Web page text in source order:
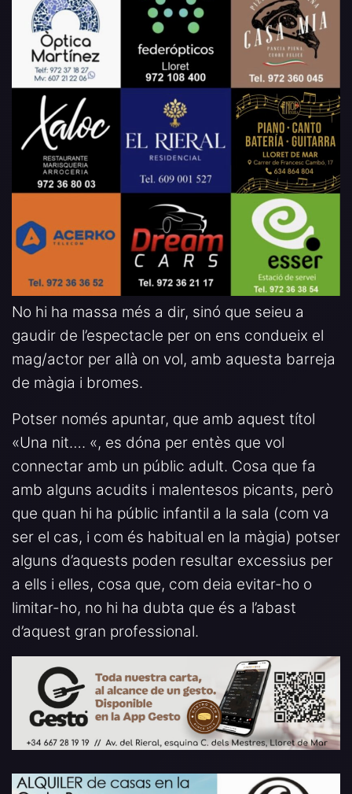
No hi ha massa més a dir, sinó que seieu a
gaudir de l’espectacle per on ens condueix el
mag/actor per allà on vol, amb aquesta barreja
de màgia i bromes.
Potser només apuntar, que amb aquest títol
«Una nit…. «, es dóna per entès que vol
connectar amb un públic adult. Cosa que fa
amb alguns acudits i malentesos picants, però
que quan hi ha públic infantil a la sala (com va
ser el cas, i com és habitual en la màgia) potser
alguns d’aquests poden resultar excessius per
a ells i elles, cosa que, com deia evitar-ho o
limitar-ho, no hi ha dubta que és a l’abast
d’aquest gran professional.